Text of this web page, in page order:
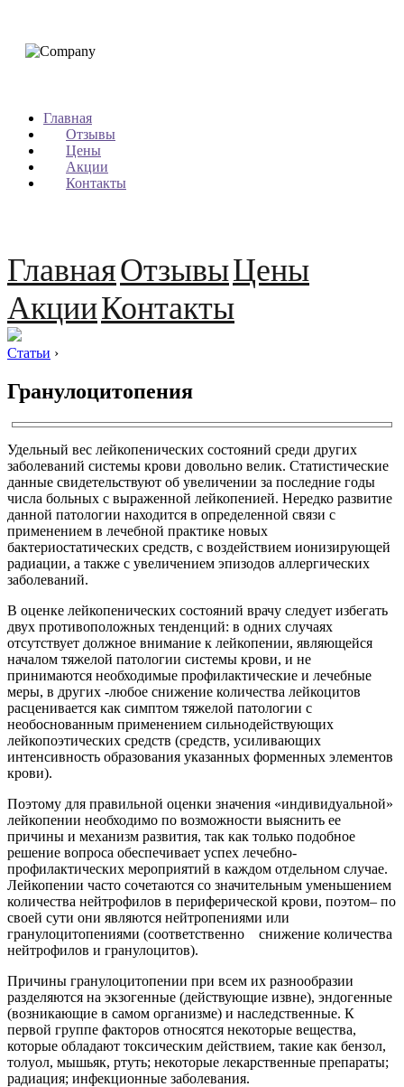
Главная
Отзывы
Цены
Акции
Контакты
ГлавнаяОтзывыЦены
АкцииКонтакты
Статьи ›
Гранулоцитопения
Удельный вес лейкопенических состояний среди других
заболеваний системы крови довольно велик. Статистические
данные свидетельствуют об увеличении за последние годы
числа больных с выраженной лейкопенией. Нередко развитие
данной патологии находится в определенной связи с
применением в лечебной практике новых
бактериостатических средств, с воздействием ионизирующей
радиации, а также с увеличением эпизодов аллергических
заболеваний.
В оценке лейкопенических состояний врачу следует избегать
двух противоположных тенденций: в одних случаях
отсутствует должное внимание к лейкопении, являющейся
началом тяжелой патологии системы крови, и не
принимаются необходимые профилактические и лечебные
меры, в других -любое снижение количества лейкоцитов
расценивается как симптом тяжелой патологии с
необоснованным применением сильнодействующих
лейкопоэтических средств (средств, усиливающих
интенсивность образования указанных форменных элементов
крови).
Поэтому для правильной оценки значения «индивидуальной»
лейкопении необходимо по возможности выяснить ее
причины и механизм развития, так как только подобное
решение вопроса обеспечивает успех лечебно-
профилактических мероприятий в каждом отдельном случае.
Лейкопении часто сочетаются со значительным уменьшением
количества нейтрофилов в периферической крови, поэтом– по
своей сути они являются нейтропениями или
гранулоцитопениями (соответственно снижение количества
нейтрофилов и гранулоцитов).
Причины гранулоцитопении при всем их разнообразии
разделяются на экзогенные (действующие извне), эндогенные
(возникающие в самом организме) и наследственные. К
первой группе факторов относятся некоторые вещества,
которые обладают токсическим действием, такие как бензол,
толуол, мышьяк, ртуть; некоторые лекарственные препараты;
радиация; инфекционные заболевания.